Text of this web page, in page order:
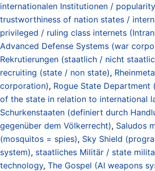
internationalen Institutionen /
trustworthiness of nation states /
privileged / ruling class internets
Advanced Defense Systems (war
Rekrutierungen (staatlich / nicht
recruiting (state / non state),
corporation), Rogue State
of the state in relation to international
Schurkenstaaten (definiert durch
gegenüber dem Völkerrecht), Saludos
(mosquitos = spies), Sky Shield
system), staatliches Militär / state
technology, The Gospel (AI weapons